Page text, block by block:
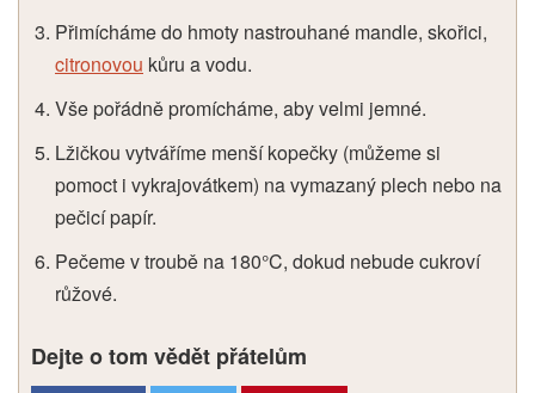
Přimícháme do hmoty nastrouhané mandle, skořici,
citronovou kůru a vodu.
Vše pořádně promícháme, aby velmi jemné.
Lžičkou vytváříme menší kopečky (můžeme si
pomoct i vykrajovátkem) na vymazaný plech nebo na
pečicí papír.
Pečeme v troubě na 180°C, dokud nebude cukroví
růžové.
Dejte o tom vědět přátelům